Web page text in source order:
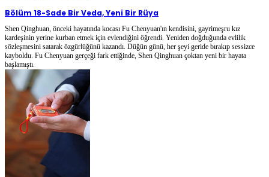
Bölüm 18-Sade Bir Veda, Yeni Bir Rüya
Shen Qinghuan, önceki hayatında kocası Fu Chenyuan'ın kendisini, gayrimeşru kız
kardeşinin yerine kurban etmek için evlendiğini öğrendi. Yeniden doğduğunda evlilik
sözleşmesini satarak özgürlüğünü kazandı. Düğün günü, her şeyi geride bırakıp sessizce
kayboldu. Fu Chenyuan gerçeği fark ettiğinde, Shen Qinghuan çoktan yeni bir hayata
başlamıştı.